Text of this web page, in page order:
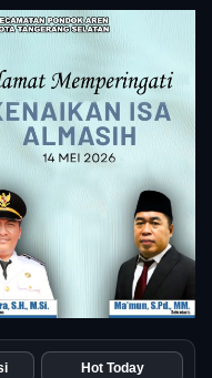
Hot Today